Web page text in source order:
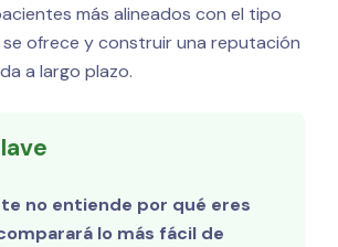
más alineados con el tipo
ofrece y construir una reputación
a largo plazo.
no entiende por qué eres
lo más fácil de